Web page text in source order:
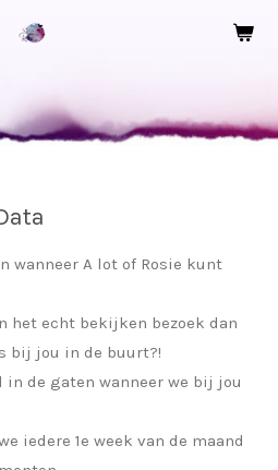
wanneer A lot of Rosie kunt
het echt bekijken bezoek dan
bij jou in de buurt?!
in de gaten wanneer we bij jou
iedere 1e week van de maand